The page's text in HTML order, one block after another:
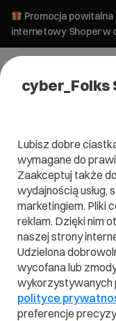
Promocja
internetowy Shoper w
w
cyber_Folks
Lubisz dobre
wymagane do
Zaakceptuj także
wydajnością usług,
marketingiem. Pliki
reklam. Dzięki nim
naszej strony
Udzielona
wycofana lub
wykorzystywanych
polityce
preferencje